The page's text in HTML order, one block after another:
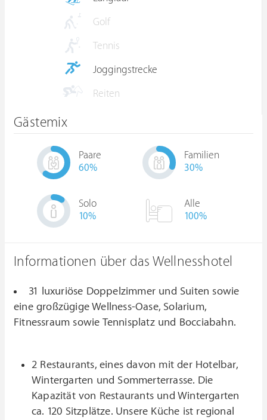
Golf
Tennis
Joggingstrecke
Reiten
Gästemix
Paare
60%
Familien
30%
Solo
10%
Alle
100%
Informationen über das Wellnesshotel
31 luxuriöse Doppelzimmer und Suiten sowie
eine großzügige Wellness-Oase, Solarium,
Fitnessraum sowie Tennisplatz und Bocciabahn.
2 Restaurants, eines davon mit der Hotelbar,
Wintergarten und Sommerterrasse. Die
Kapazität von Restaurants und Wintergarten
ca. 120 Sitzplätze. Unsere Küche ist regional